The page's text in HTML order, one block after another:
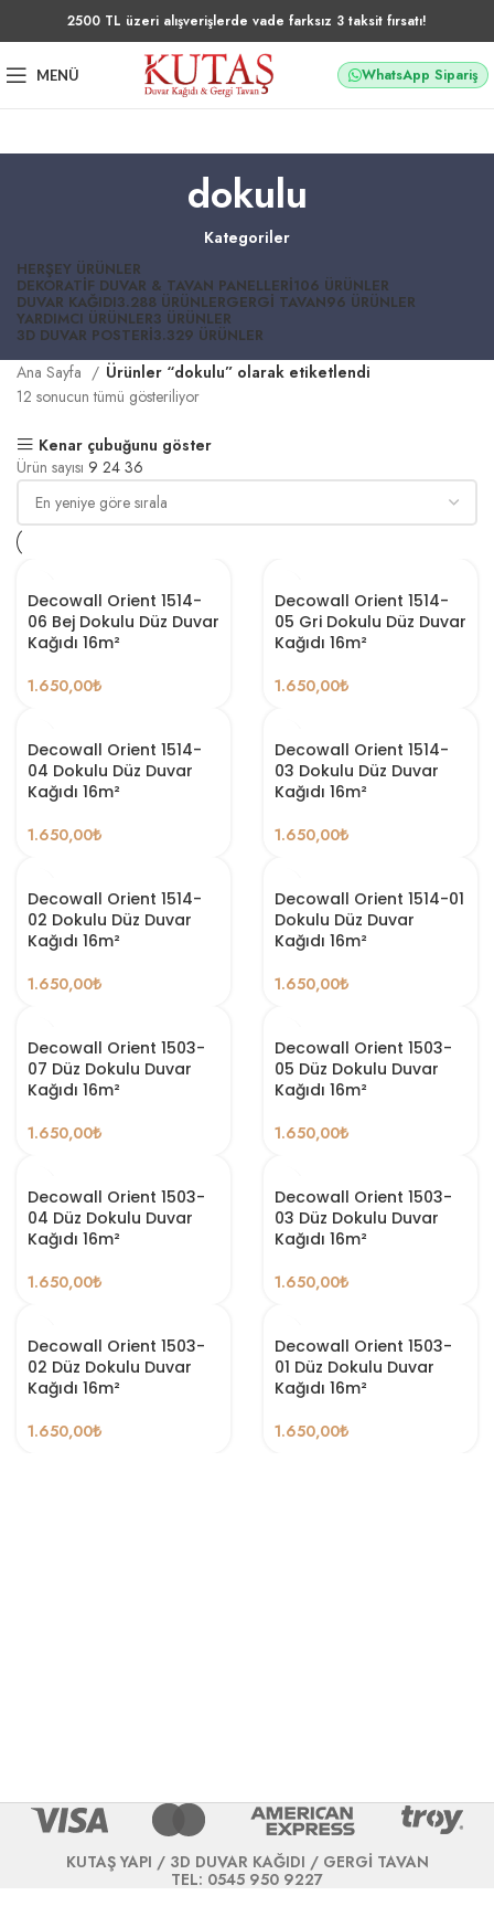
2500 TL üzeri alışverişlerde vade farksız 3 taksit fırsatı!
MENÜ WhatsApp Sipariş
dokulu
Kategoriler
HERŞEY ÜRÜNLER
DEKORATIF DUVAR & TAVAN PANELLERI106 ÜRÜNLER
DUVAR KAĞIDI3.288 ÜRÜNLERGERGI TAVAN96 ÜRÜNLER
YARDIMCI ÜRÜNLER3 ÜRÜNLER
3D DUVAR POSTERI3.329 ÜRÜNLER
Ana Sayfa
Ürünler “dokulu” olarak etiketlendi
12 sonucun tümü gösteriliyor
Kenar çubuğunu göster
Ürün sayısı 9 24 36
Decowall Orient 1514-
06 Bej Dokulu Düz Duvar
Kağıdı 16m²
1.650,00₺
Decowall Orient 1514-
05 Gri Dokulu Düz Duvar
Kağıdı 16m²
1.650,00₺
Decowall Orient 1514-
04 Dokulu Düz Duvar
Kağıdı 16m²
1.650,00₺
Decowall Orient 1514-
03 Dokulu Düz Duvar
Kağıdı 16m²
1.650,00₺
Decowall Orient 1514-
02 Dokulu Düz Duvar
Kağıdı 16m²
1.650,00₺
Decowall Orient 1514-01
Dokulu Düz Duvar
Kağıdı 16m²
1.650,00₺
Decowall Orient 1503-
07 Düz Dokulu Duvar
Kağıdı 16m²
1.650,00₺
Decowall Orient 1503-
05 Düz Dokulu Duvar
Kağıdı 16m²
1.650,00₺
Decowall Orient 1503-
04 Düz Dokulu Duvar
Kağıdı 16m²
1.650,00₺
Decowall Orient 1503-
03 Düz Dokulu Duvar
Kağıdı 16m²
1.650,00₺
Decowall Orient 1503-
02 Düz Dokulu Duvar
Kağıdı 16m²
1.650,00₺
Decowall Orient 1503-
01 Düz Dokulu Duvar
Kağıdı 16m²
1.650,00₺
KUTAŞ YAPI / 3D DUVAR KAĞIDI / GERGİ TAVAN
TEL: 0545 950 9227